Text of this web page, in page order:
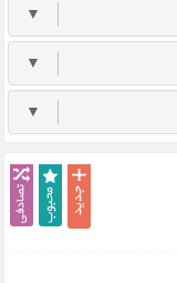
▼
▼
▼